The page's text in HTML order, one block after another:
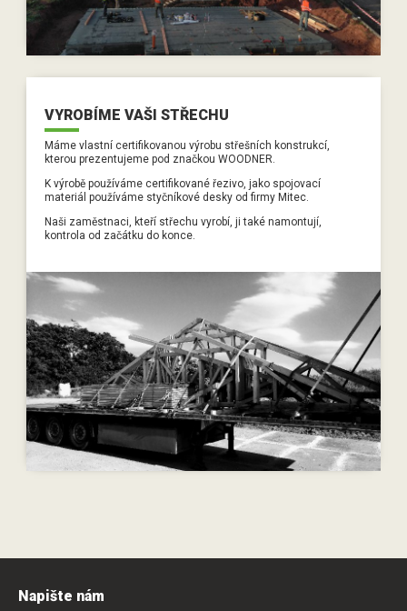
VYROBÍME VAŠI STŘECHU
Máme vlastní certifikovanou výrobu střešních konstrukcí,
kterou prezentujeme pod značkou WOODNER.
K výrobě používáme certifikované řezivo, jako spojovací
materiál používáme styčníkové desky od firmy Mitec.
Naši zaměstnaci, kteří střechu vyrobí, ji také namontují,
kontrola od začátku do konce.
Napište nám